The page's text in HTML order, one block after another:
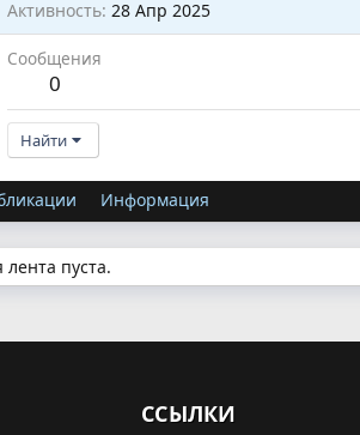
Активность 28 Апр 2025
Сообщения
0
Найти
Информация
пуста.
ССЫЛКИ